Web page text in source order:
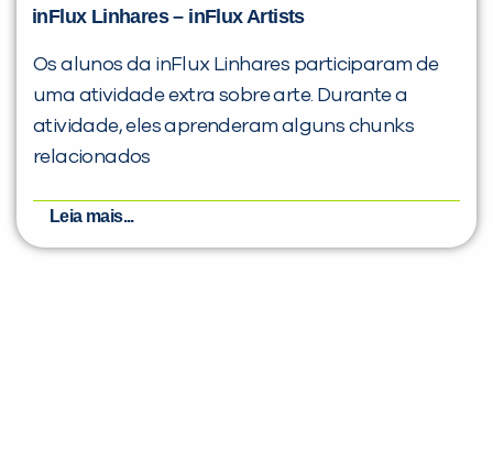
inFlux Linhares – inFlux Artists
Os alunos da inFlux Linhares participaram de
uma atividade extra sobre arte. Durante a
atividade, eles aprenderam alguns chunks
relacionados
Leia mais...